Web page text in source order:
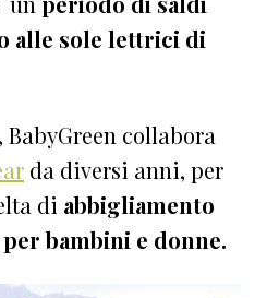
alle sole lettrici di
collabora
da diversi anni, per
di abbigliamento
bambini e donne.